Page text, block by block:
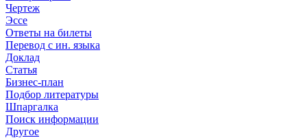
Чертеж
Эссе
Ответы на билеты
Перевод с ин. языка
Доклад
Статья
Бизнес-план
Подбор литературы
Шпаргалка
Поиск информации
Другое